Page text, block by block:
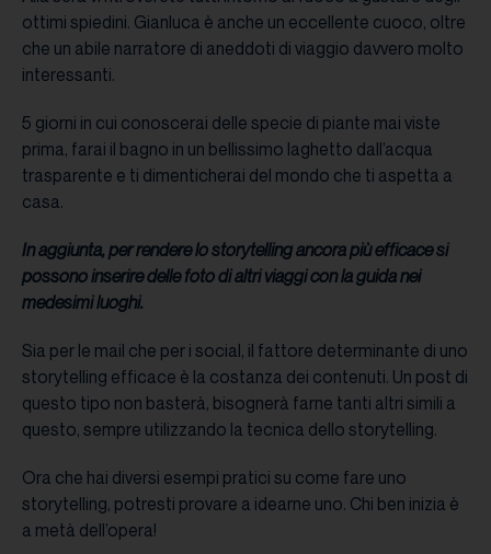
ottimi spiedini. Gianluca è anche un eccellente cuoco, oltre
che un abile narratore di aneddoti di viaggio davvero molto
interessanti.
5 giorni in cui conoscerai delle specie di piante mai viste
prima, farai il bagno in un bellissimo laghetto dall’acqua
trasparente e ti dimenticherai del mondo che ti aspetta a
casa.
In aggiunta, per rendere lo storytelling ancora più efficace si
possono inserire delle foto di altri viaggi con la guida nei
medesimi luoghi.
Sia per le mail che per i social, il fattore determinante di uno
storytelling efficace è la costanza dei contenuti. Un post di
questo tipo non basterà, bisognerà farne tanti altri simili a
questo, sempre utilizzando la tecnica dello storytelling.
Ora che hai diversi esempi pratici su come fare uno
storytelling, potresti provare a idearne uno. Chi ben inizia è
a metà dell’opera!